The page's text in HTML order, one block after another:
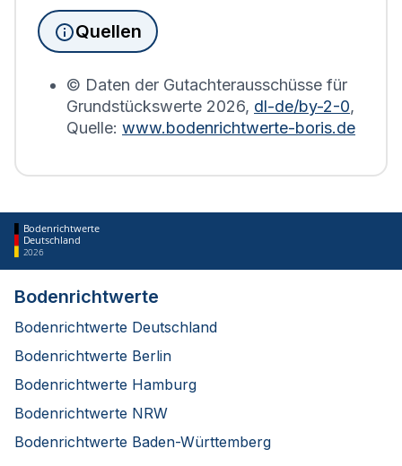
die Grundsteuererklärung auf Basis des
Bodenrichtwerts des entsprechenden Jahres
Quellen
© Daten der Gutachterausschüsse für
Grundstückswerte 2026, dl-de/by-2-0,
Quelle: www.bodenrichtwerte-boris.de
Bodenrichtwerte
Deutschland
2026
Bodenrichtwerte
Bodenrichtwerte Deutschland
Bodenrichtwerte Berlin
Bodenrichtwerte Hamburg
Bodenrichtwerte NRW
Bodenrichtwerte Baden-Württemberg